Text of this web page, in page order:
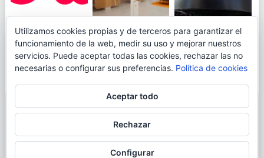
JUEGA AL
CANICÓDROMO
DIGITAL DE
OPENBANK
ING TOCA SUELO EN
LA RENTABILIDAD
DE SU CUENTA
NARANJA: 0,01% TAE
EVO BANK
PERMITIRÁ
INGRESAR DINERO
DESDE LAS OFICINAS
© 2026BLOGAHORRO.
CONTACTA CON EL AUTOR
MAPA DE LA WEB
MÁS INFORMACIÓN SOBRE LAS COOKIES
Utilizamos cookies propias y de terceros para garantizar el
funcionamiento de la web, medir su uso y mejorar nuestros
servicios. Puede aceptar todas las cookies, rechazar las no
necesarias o configurar sus preferencias. Política de cookies
Aceptar todo
Rechazar
Configurar